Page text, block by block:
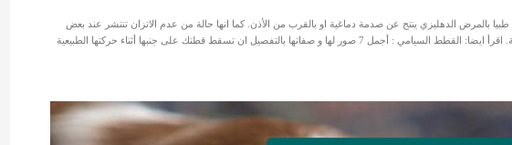
بالمرض الدهليزي ينتج عن صدمة دماغية او بالقرب من الأذن. كما انها حالة من عدم الاتزان تنتشر عند بعض
السلالات من القطط مثل السيامي و البورمية. اقرأ ايضا: القطط السيامي : أجمل 7 صور لها و صفاتها بالتفصيل ان تسقط قطتك على جنبها أثناء حركتها الطبيعية